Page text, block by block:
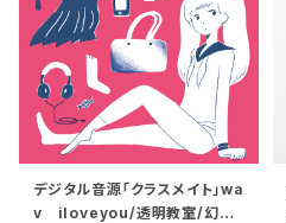
デジタル音源「クラスメイト」wa
v iloveyou/透明教室/幻想